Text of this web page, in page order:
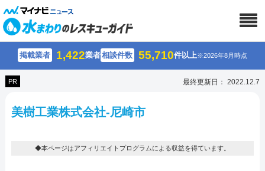
掲載業者 1,422業者相談件数 55,710件以上※2026年8月時点
PR 最終更新日： 2022.12.7
美樹工業株式会社-尼崎市
◆本ページはアフィリエイトプログラムによる収益を得ています。